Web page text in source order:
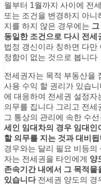
월부터 1월까지 사이에 전
또는 조건을 변경하지 아
지를 하지 않은 경우에는
동일한 조건으로 다시 전
법정 갱신이라 칭하면 다만
정함이 없는 것으로 봅니다
전세권자는 목적 부동산을
사용 수익 할 권리가 있습
에 대응하여 전세권 설정자
의무를 집니다 그리고 전세
그 통상의 관리에 속한 수
세인 임대차의 경우 임대인
할 의무를 지는 것과 대비
경우와는 달리 필요 비등의
자는 전세권을 타인에게 양
존속기간 내에서 그 목적
있습니다전세권 양도의 경